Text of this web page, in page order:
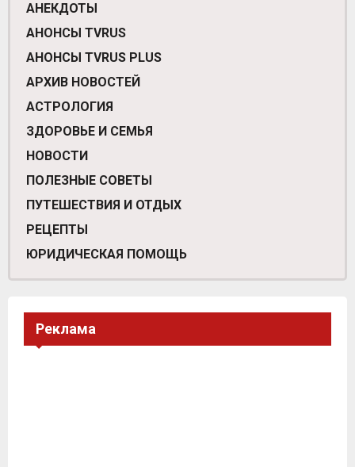
АНЕКДОТЫ
АНОНСЫ TVRUS
АНОНСЫ TVRUS PLUS
АРХИВ НОВОСТЕЙ
АСТРОЛОГИЯ
ЗДОРОВЬЕ И СЕМЬЯ
НОВОСТИ
ПОЛЕЗНЫЕ СОВЕТЫ
ПУТЕШЕСТВИЯ И ОТДЫХ
РЕЦЕПТЫ
ЮРИДИЧЕСКАЯ ПОМОЩЬ
Реклама